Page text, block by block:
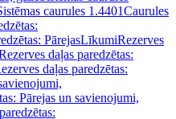
caurules 1.4401Caurules
PārejasLīkumiRezerves
daļas paredzētas:
daļas paredzētas:
Pārejas un savienojumi,